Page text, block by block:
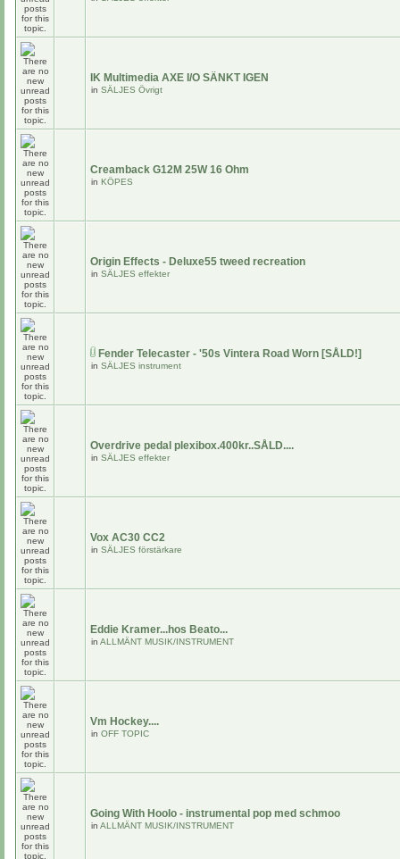
IK Multimedia AXE I/O SÄNKT IGEN
in SÄLJES Övrigt
Creamback G12M 25W 16 Ohm
in KÖPES
Origin Effects - Deluxe55 tweed recreation
in SÄLJES effekter
Fender Telecaster - '50s Vintera Road Worn [SÅLD!]
in SÄLJES instrument
Overdrive pedal plexibox.400kr..SÅLD....
in SÄLJES effekter
Vox AC30 CC2
in SÄLJES förstärkare
Eddie Kramer...hos Beato...
in ALLMÄNT MUSIK/INSTRUMENT
Vm Hockey....
in OFF TOPIC
Going With Hoolo - instrumental pop med schmoo
in ALLMÄNT MUSIK/INSTRUMENT